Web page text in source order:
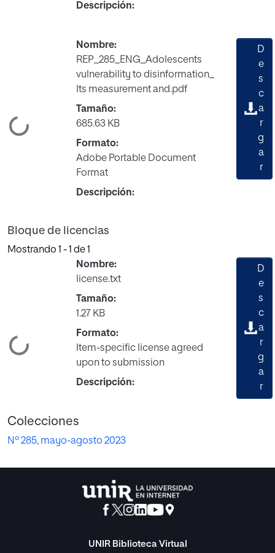
Descripción:
Nombre:
REP_285_ENG_Adolescents
vulnerability to disinformation_
Its measurement and.pdf
Tamaño:
685.63 KB
Formato:
Adobe Portable Document
Format
Descripción:
D
e
s
c
a
r
g
a
r
Bloque de licencias
Mostrando 1 - 1 de 1
Nombre:
license.txt
Tamaño:
1.27 KB
Formato:
Item-specific license agreed
upon to submission
Descripción:
D
e
s
c
a
r
g
a
r
Colecciones
Nº 285, mayo-agosto 2023
UNIR Biblioteca Virtual